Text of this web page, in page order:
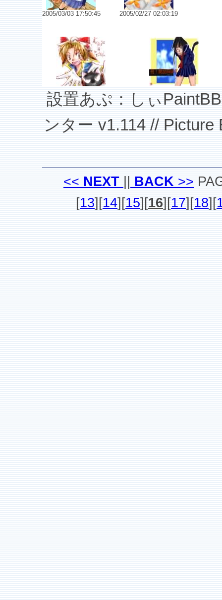
2005/03/03 17:50:45 2005/02/27 02:03:19
設置あぷ：しぃ
ンター v1.114 //
<< NEXT || BACK >>
[13][14][15][16][17][18][